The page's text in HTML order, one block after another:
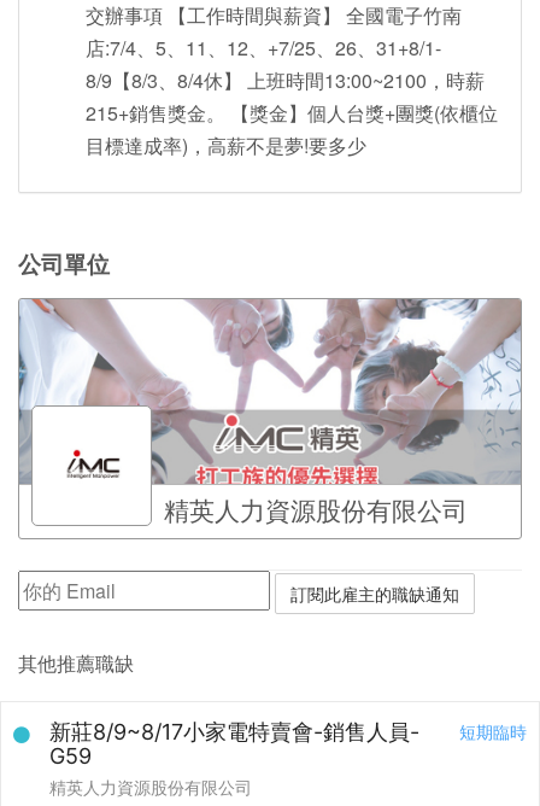
交辦事項 【工作時間與薪資】 全國電子竹南
店:7/4、5、11、12、+7/25、26、31+8/1-
8/9【8/3、8/4休】 上班時間13:00~2100，時薪
215+銷售獎金。 【獎金】個人台獎+團獎(依櫃位
目標達成率)，高薪不是夢!要多少
公司單位
精英人力資源股份有限公司
其他推薦職缺
短期臨時
新莊8/9~8/17小家電特賣會-銷售人員-
G59
精英人力資源股份有限公司